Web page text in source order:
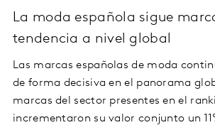
La moda española sigue
tendencia a nivel global
Las marcas españolas de moda
de forma decisiva en el panorama
marcas del sector presentes en el
incrementaron su valor conjunto un